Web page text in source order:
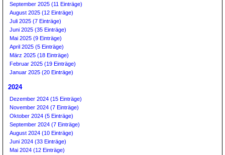
September 2025 (11 Einträge)
August 2025 (12 Einträge)
Juli 2025 (7 Einträge)
Juni 2025 (35 Einträge)
Mai 2025 (9 Einträge)
April 2025 (5 Einträge)
März 2025 (18 Einträge)
Februar 2025 (19 Einträge)
Januar 2025 (20 Einträge)
2024
Dezember 2024 (15 Einträge)
November 2024 (7 Einträge)
Oktober 2024 (5 Einträge)
September 2024 (7 Einträge)
August 2024 (10 Einträge)
Juni 2024 (33 Einträge)
Mai 2024 (12 Einträge)